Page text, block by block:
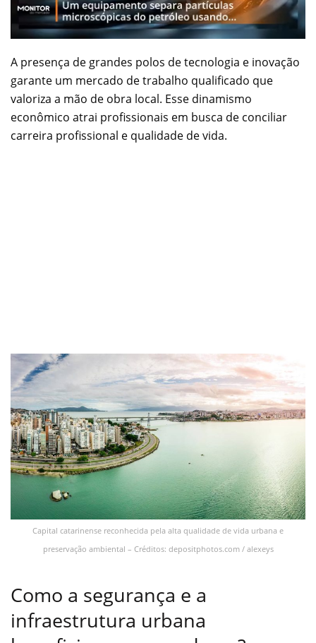
A presença de grandes polos de tecnologia e inovação
garante um mercado de trabalho qualificado que
valoriza a mão de obra local. Esse dinamismo
econômico atrai profissionais em busca de conciliar
carreira profissional e qualidade de vida.
Capital catarinense reconhecida pela alta qualidade de vida urbana e
preservação ambiental – Créditos: depositphotos.com / alexeys
Como a segurança e a
infraestrutura urbana